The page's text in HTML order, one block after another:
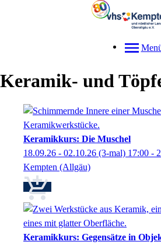
Keramik- und
Keramikkurs: Die Muschel
18.09.26 - 02.10.26 (3-mal) 17:00 -
Kempten (Allgäu)
Keramikkurs: Gegensätze in